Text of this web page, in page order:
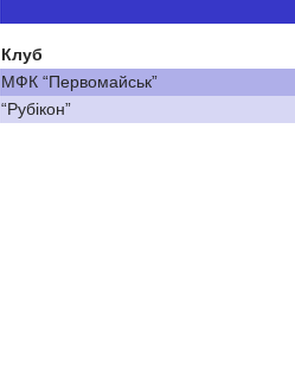
Клуб
МФК “Первомайськ”
“Рубікон”